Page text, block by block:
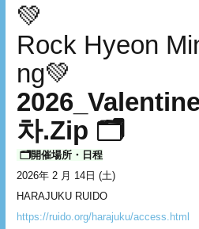
💚
Rock Hyeon
ng💚
차.Zip 🗂️
🗂️開催場所・日程
2026年 2 月 14日 (土)
HARAJUKU RUIDO
https://ruido.org/harajuku/access.html